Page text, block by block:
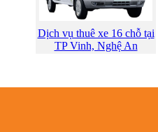
Dịch vụ thuê xe 16 chỗ tại
TP Vinh, Nghệ An